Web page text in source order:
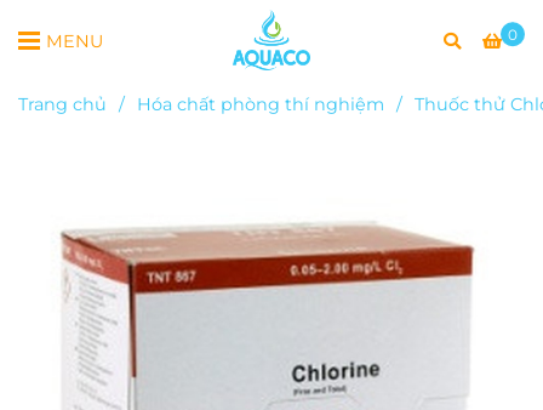
0
MENU
Trang chủ / Hóa chất phòng thí nghiệm / Thuốc thử